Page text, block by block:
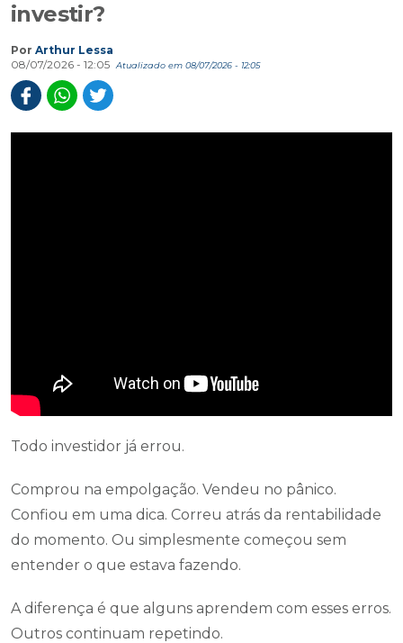
investir?
Por Arthur Lessa
08/07/2026 - 12:05
Atualizado em 08/07/2026 - 12:05
Todo investidor já errou.
Comprou na empolgação. Vendeu no pânico.
Confiou em uma dica. Correu atrás da rentabilidade
do momento. Ou simplesmente começou sem
entender o que estava fazendo.
A diferença é que alguns aprendem com esses erros.
Outros continuam repetindo.